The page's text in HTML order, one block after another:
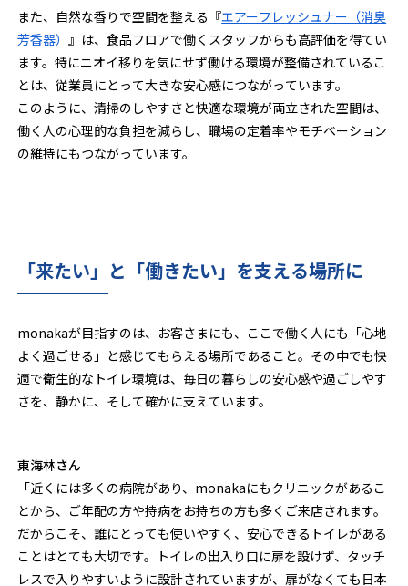
また、自然な香りで空間を整える『エアーフレッシュナー（消臭
芳香器）
』は、食品フロアで働くスタッフからも高評価を得てい
ます。特にニオイ移りを気にせず働ける環境が整備されているこ
とは、従業員にとって大きな安心感につながっています。
このように、清掃のしやすさと快適な環境が両立された空間は、
働く人の心理的な負担を減らし、職場の定着率やモチベーション
の維持にもつながっています。
「来たい」と「働きたい」を支える場所に
monakaが目指すのは、お客さまにも、ここで働く人にも「心地
よく過ごせる」と感じてもらえる場所であること。その中でも快
適で衛生的なトイレ環境は、毎日の暮らしの安心感や過ごしやす
さを、静かに、そして確かに支えています。
東海林さん
「近くには多くの病院があり、monakaにもクリニックがあるこ
とから、ご年配の方や持病をお持ちの方も多くご来店されます。
だからこそ、誰にとっても使いやすく、安心できるトイレがある
ことはとても大切です。トイレの出入り口に扉を設けず、タッチ
レスで入りやすいように設計されていますが、扉がなくても日本